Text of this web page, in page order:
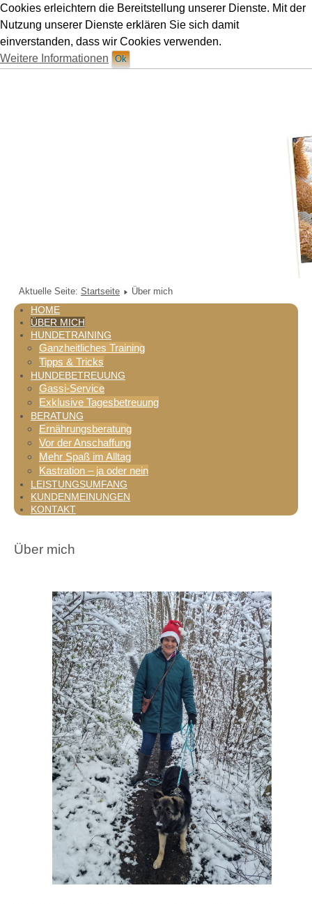
Cookies erleichtern die Bereitstellung unserer Dienste. Mit der
Nutzung unserer Dienste erklären Sie sich damit
einverstanden, dass wir Cookies verwenden.
Weitere Informationen
Ok
Hundetraining Ruetten in München
Tel.: 089 / 44 374 992
Aktuelle Seite: Startseite Über mich
HOME
ÜBER MICH
HUNDETRAINING
Ganzheitliches Training
Tipps & Tricks
HUNDEBETREUUNG
Gassi-Service
Exklusive Tagesbetreuung
BERATUNG
Ernährungsberatung
Vor der Anschaffung
Mehr Spaß im Alltag
Kastration – ja oder nein
LEISTUNGSUMFANG
KUNDENMEINUNGEN
KONTAKT
Über mich